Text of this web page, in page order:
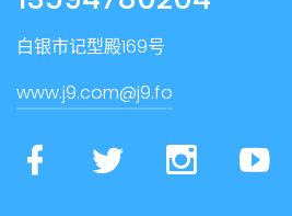
白银市记型殿169号
www.j9.com@j9.fo